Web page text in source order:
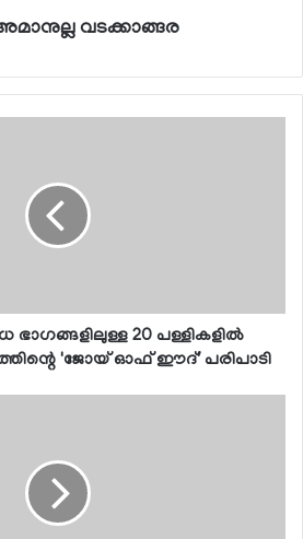
വടക്കാങ്ങര
ഭാഗങ്ങളിലുള്ള 20 പള്ളികളില്‍
'ജോയ് ഓഫ് ഈദ്' പരിപാടി